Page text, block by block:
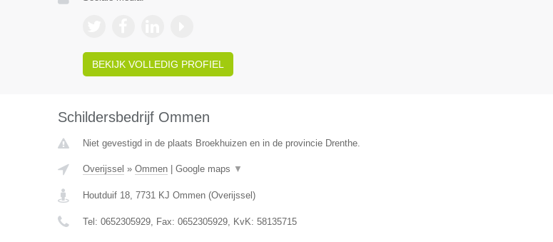
BEKIJK VOLLEDIG PROFIEL
Schildersbedrijf Ommen
Niet gevestigd in de plaats Broekhuizen en in de provincie Drenthe.
Overijssel » Ommen| Google maps ▼
Houtduif 18, 7731 KJ Ommen(Overijssel )
Tel: 0652305929, Fax: 0652305929, KvK: 58135715